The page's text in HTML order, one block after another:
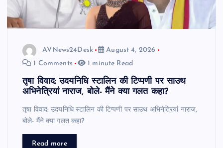
AVNews24Desk
August 4, 2026
1 Comments
1 minute Read
तृषा विवाद: उदयनिधि स्टालिन की टिप्पणी पर साउथ
अभिनेत्रियां नाराज, बोले- मैंने क्या गलत कहा?
तृषा विवाद: उदयनिधि स्टालिन की टिप्पणी पर साउथ अभिनेत्रियां नाराज,
बोले- मैंने क्या गलत कहा?
Read more